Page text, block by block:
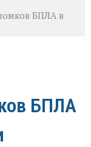
БПЛА в
БПЛА